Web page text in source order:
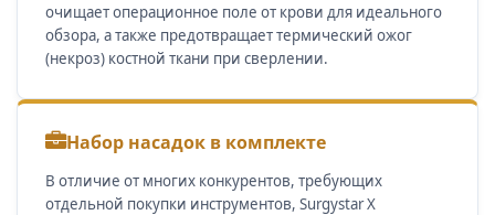
очищает операционное поле от крови для идеального
обзора, а также предотвращает термический ожог
(некроз) костной ткани при сверлении.
Набор насадок в комплекте
В отличие от многих конкурентов, требующих
отдельной покупки инструментов, Surgystar X